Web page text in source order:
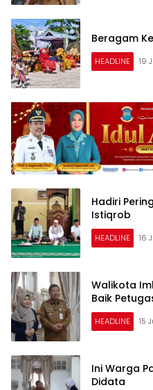
Beragam
HEADLINE 19
Hadiri
Istiqrob
HEADLINE 16
Walikota
Baik
HEADLINE 15
Ini Warga
Didata